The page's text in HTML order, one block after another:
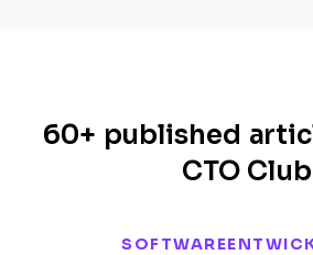
60+ published
CTO Club